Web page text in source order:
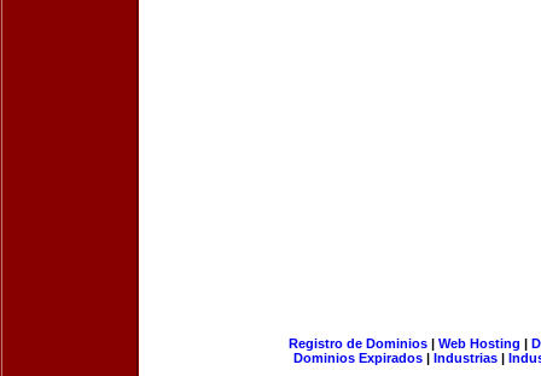
Registro de Dominios| Web Hosting |
Dominios Expirados | Industrias |